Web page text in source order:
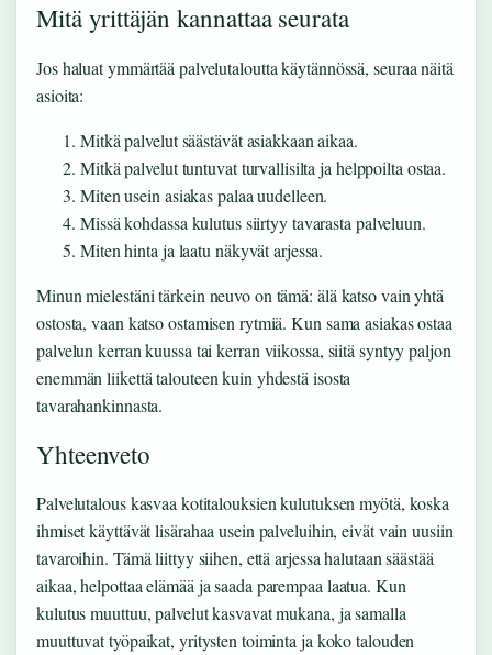
Mitä yrittäjän kannattaa seurata
Jos haluat ymmärtää palvelutaloutta käytännössä, seuraa näitä
asioita:
Mitkä palvelut säästävät asiakkaan aikaa.
Mitkä palvelut tuntuvat turvallisilta ja helppoilta ostaa.
Miten usein asiakas palaa uudelleen.
Missä kohdassa kulutus siirtyy tavarasta palveluun.
Miten hinta ja laatu näkyvät arjessa.
Minun mielestäni tärkein neuvo on tämä: älä katso vain yhtä
ostosta, vaan katso ostamisen rytmiä. Kun sama asiakas ostaa
palvelun kerran kuussa tai kerran viikossa, siitä syntyy paljon
enemmän liikettä talouteen kuin yhdestä isosta
tavarahankinnasta.
Yhteenveto
Palvelutalous kasvaa kotitalouksien kulutuksen myötä, koska
ihmiset käyttävät lisärahaa usein palveluihin, eivät vain uusiin
tavaroihin. Tämä liittyy siihen, että arjessa halutaan säästää
aikaa, helpottaa elämää ja saada parempaa laatua. Kun
kulutus muuttuu, palvelut kasvavat mukana, ja samalla
muuttuvat työpaikat, yritysten toiminta ja koko talouden